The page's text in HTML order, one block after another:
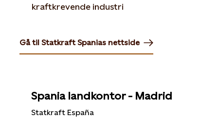
kraftkrevende industri
Gå til Statkraft Spanias nettside
Opens in new tab or window
Spania landkontor - Madrid
Statkraft España